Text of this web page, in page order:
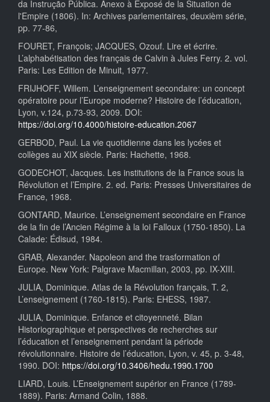
da Instrução Pública. Anexo à Exposé de la Situation de
l'Empire (1806). In: Archives parlementaires, deuxièm série,
pp. 77-86,
FOURET, François; JACQUES, Ozouf. Lire et écrire.
L’alphabétisation des français de Calvin à Jules Ferry. 2. vol.
Paris: Les Edition de Minuit, 1977.
FRIJHOFF, Willem. L’enseignement secondaire: un concept
opératoire pour l’Europe moderne? Histoire de l’éducation,
Lyon, v.124, p.73-93, 2009. DOI:
https://doi.org/10.4000/histoire-education.2067
GERBOD, Paul. La vie quotidienne dans les lycées et
collèges au XIX siècle. Paris: Hachette, 1968.
GODECHOT, Jacques. Les institutions de la France sous la
Révolution et l’Empire. 2. ed. Paris: Presses Universitaires de
France, 1968.
GONTARD, Maurice. L’enseignement secondaire en France
de la fin de l’Ancien Régime à la loi Falloux (1750-1850). La
Calade: Édisud, 1984.
GRAB, Alexander. Napoleon and the trasformation of
Europe. New York: Palgrave Macmillan, 2003, pp. IX-XIII.
JULIA, Dominique. Atlas de la Révolution français, T. 2,
L’enseignement (1760-1815). Paris: EHESS, 1987.
JULIA, Dominique. Enfance et citoyenneté. Bilan
Historiographique et perspectives de recherches sur
l’éducation et l’enseignement pendant la période
révolutionnaire. Histoire de l’éducation, Lyon, v. 45, p. 3-48,
1990. DOI: https://doi.org/10.3406/hedu.1990.1700
LIARD, Louis. L’Enseignement supérior en France (1789-
1889). Paris: Armand Colin, 1888.